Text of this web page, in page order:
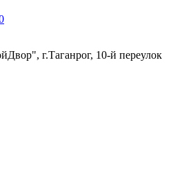
г.Таганрог, 10-й переулок